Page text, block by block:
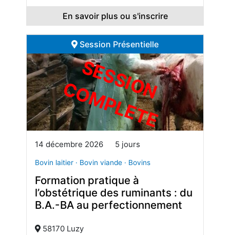
En savoir plus ou s'inscrire
Session Présentielle
S
E
S
S
I
O
N C
O
M
P
L
E
T
E
14 décembre 2026 5 jours
Bovin laitier · Bovin viande · Bovins
Formation pratique à
l’obstétrique des ruminants : du
B.A.-BA au perfectionnement
58170 Luzy